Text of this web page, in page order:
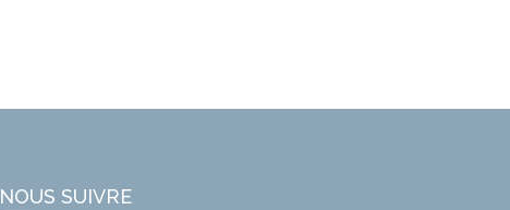
NOUS SUIVRE